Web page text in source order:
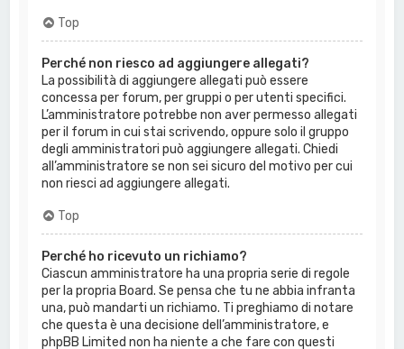
Top
Perché non riesco ad aggiungere allegati?
La possibilità di aggiungere allegati può essere
concessa per forum, per gruppi o per utenti specifici.
L’amministratore potrebbe non aver permesso allegati
per il forum in cui stai scrivendo, oppure solo il gruppo
degli amministratori può aggiungere allegati. Chiedi
all’amministratore se non sei sicuro del motivo per cui
non riesci ad aggiungere allegati.
Top
Perché ho ricevuto un richiamo?
Ciascun amministratore ha una propria serie di regole
per la propria Board. Se pensa che tu ne abbia infranta
una, può mandarti un richiamo. Ti preghiamo di notare
che questa è una decisione dell’amministratore, e
phpBB Limited non ha niente a che fare con questi